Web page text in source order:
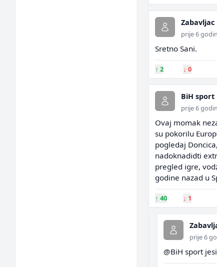
Zabavljac
prije 6
Sretno Sani.
↑ 2 ↓ 0
BiH sport
prije 6
Ovaj momak
su pokorilu
pogledaj
nadoknadidti
pregled igre,
godine nazad u
↑ 40 ↓ 1
prije 6
@BiH sport